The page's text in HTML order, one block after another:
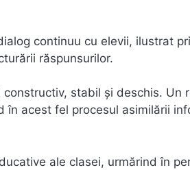
continuu cu elevii, ilustrat
răspunsurilor.
stabil şi deschis. Un
acest fel procesul asimilării
ale clasei, urmărind în